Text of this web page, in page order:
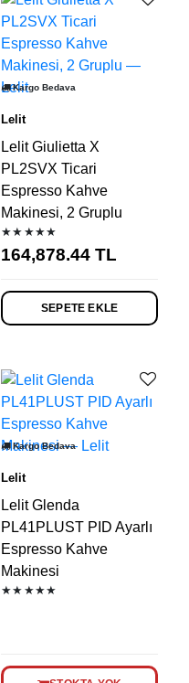
Kargo Bedava
Lelit
Lelit Giulietta X
PL2SVX Ticari
Espresso Kahve
Makinesi, 2 Gruplu
★★★★★
164,878.44 TL
SEPETE EKLE
Kargo Bedava
Lelit
Lelit Glenda
PL41PLUST PID Ayarlı
Espresso Kahve
Makinesi
★★★★★